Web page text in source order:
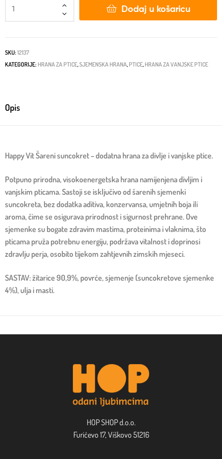
Dodaj u košaricu
SKU: 12137
KATEGORIJE: HRANA ZA PTICE,SJEMENSKA HRANA, PTICE, HRANA ZA VANJSKE PTICE
Opis
Happy Vit Šareni suncokret – dodatna hrana za divlje i vanjske ptice.
Potpuno prirodna, visokoenergetska hrana namijenjena divljim i
vanjskim pticama. Sastoji se isključivo od šarenih sjemenki
suncokreta, bez dodatka aditiva, konzervansa, umjetnih boja ili
aroma, čime se osigurava prirodnost i sigurnost prehrane. Ove
sjemenke su bogate zdravim mastima, proteinima i vlaknima, što
pticama pruža potrebnu energiju, podržava vitalnost i doprinosi
zdravlju perja, osobito tijekom zahtjevnih zimskih mjeseci.
SASTAV: žitarice 90,9%, povrće, sjemenje (suncokretove sjemenke
4%), ulja i masti.
HOP SHOP d.o.o.
Furićevo 17, Viškovo 51216